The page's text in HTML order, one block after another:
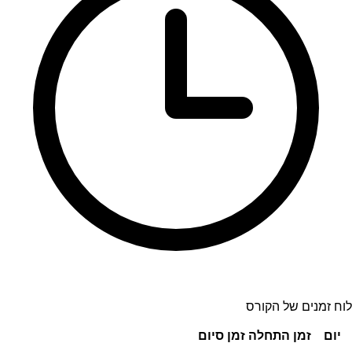
לוח זמנים של הקורס
יום זמן התחלה זמן סיום